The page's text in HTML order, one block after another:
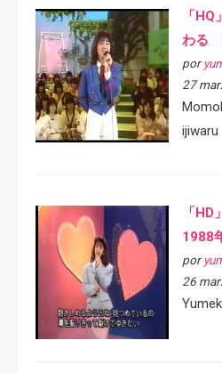
「
わる
por
27
ijiwaru
「
1988
por
26